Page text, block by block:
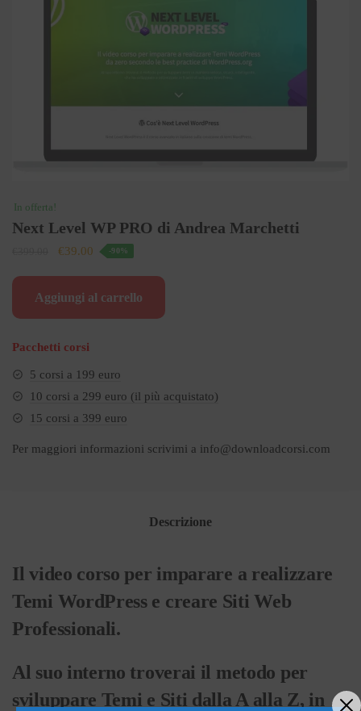
In offerta!
Next Level WP PRO di Andrea Marchetti
Il
era:
€39.00
è:
-90%
Aggiungi al carrello
Pacchetti corsi
5 corsi a 199 euro
10 corsi a 299 euro (il più acquistato)
15 corsi a 399 euro
Per maggiori informazioni scrivimi a info@downloadcorsi.com
Descrizione
Il video corso per imparare a realizzare
Temi WordPress e creare Siti Web
Professionali.
Al suo interno troverai il metodo per
sviluppare Temi e Siti dalla A alla Z, in